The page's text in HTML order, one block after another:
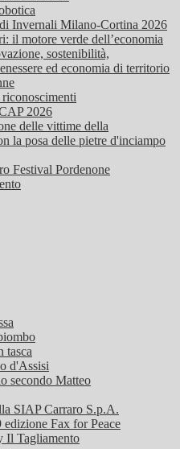
Invernali Milano-Cortina 2026
il motore verde dell’economia
sostenibilità,
ed economia di territorio
2026
delle vittime della
la posa delle pietre d'inciampo
Festival Pordenone
tasca
d'Assisi
secondo Matteo
SIAP Carraro S.p.A.
edizione Fax for Peace
Il Tagliamento